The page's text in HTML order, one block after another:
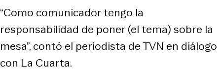
“Como comunicador tengo la
responsabilidad de poner (el tema) sobre la
mesa”, contó el periodista de TVN en diálogo
con La Cuarta.